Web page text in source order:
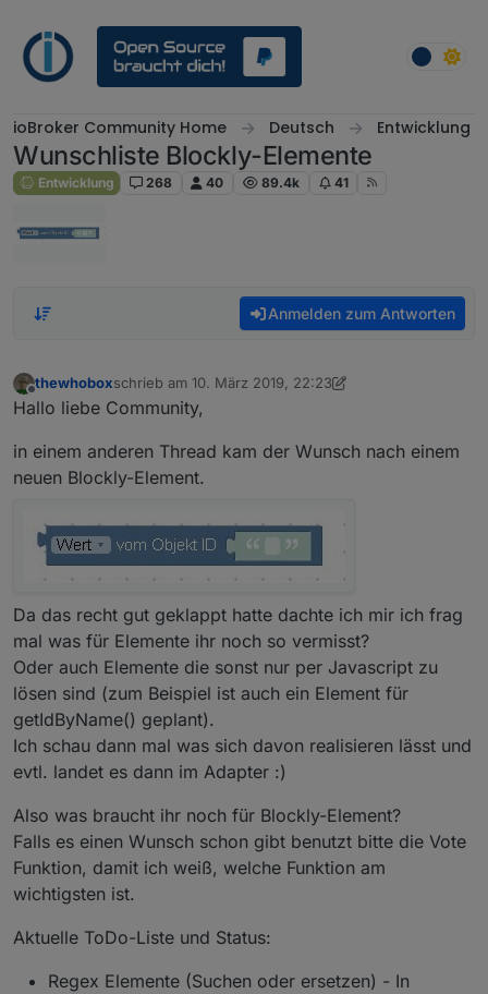
ioBroker Community Home Deutsch Entwicklung
Wunschliste Blockly-Elemente
Entwicklung 268 40 89.4k 41
Anmelden zum Antworten
Offline
thewhoboxschrieb am 10. März 2019, 22:23
zuletzt editiert von thewhobox5. Juni 2019, 09:02
Hallo liebe Community,
in einem anderen Thread kam der Wunsch nach einem
neuen Blockly-Element.
Da das recht gut geklappt hatte dachte ich mir ich frag
mal was für Elemente ihr noch so vermisst?
Oder auch Elemente die sonst nur per Javascript zu
lösen sind (zum Beispiel ist auch ein Element für
getIdByName() geplant).
Ich schau dann mal was sich davon realisieren lässt und
evtl. landet es dann im Adapter :)
Also was braucht ihr noch für Blockly-Element?
Falls es einen Wunsch schon gibt benutzt bitte die Vote
Funktion, damit ich weiß, welche Funktion am
wichtigsten ist.
Aktuelle ToDo-Liste und Status:
Regex Elemente (Suchen oder ersetzen) - In